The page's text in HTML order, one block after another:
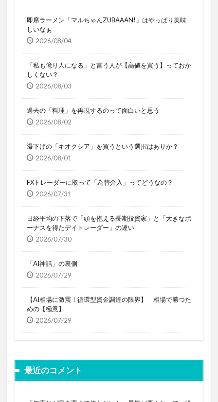
即席ラーメン「マルちゃんZUBAAAN!」はやっぱり美味
しいなぁ
2026/08/04
「私も億り人になる」と言う人が【高値を買う】っておか
しくない？
2026/08/03
過去の「料理」を再現するのって面白いと思う
2026/08/02
瀑下げの「キオクシア」を買うという選択はありか？
2026/08/01
FXトレーダーに取って「為替介入」ってどうなの？
2026/07/31
日経平均の下落で「頭を抱える長期投資家」と「大きなボ
ーナスを得たデイトレーダー」の違い
2026/07/30
「AI神話」の裏側
2026/07/29
【AI相場に激震！循環型資金調達の限界】 相場で勝つた
めの【極意】
2026/07/29
最近のコメント